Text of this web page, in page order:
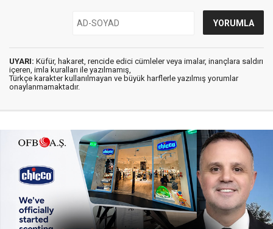
UYARI: Küfür, hakaret, rencide edici cümleler veya imalar, inançlara saldırı
içeren, imla kuralları ile yazılmamış,
Türkçe karakter kullanılmayan ve büyük harflerle yazılmış yorumlar
onaylanmamaktadır.